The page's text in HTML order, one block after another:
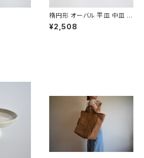
楕円形 オーバル 平皿 中皿 B
SP090
¥2,508